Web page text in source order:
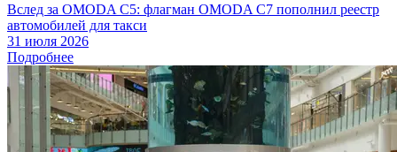
Вслед за OMODA C5: флагман OMODA C7 пополнил реестр
автомобилей для такси
31 июля 2026
Подробнее